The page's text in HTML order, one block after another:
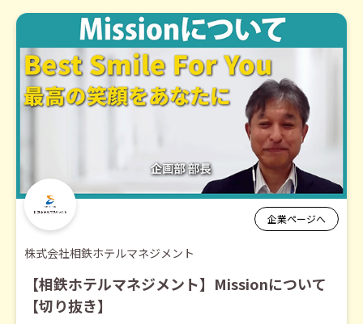
企業ページへ
株式会社相鉄ホテルマネジメント
【相鉄ホテルマネジメント】Missionについて
【切り抜き】